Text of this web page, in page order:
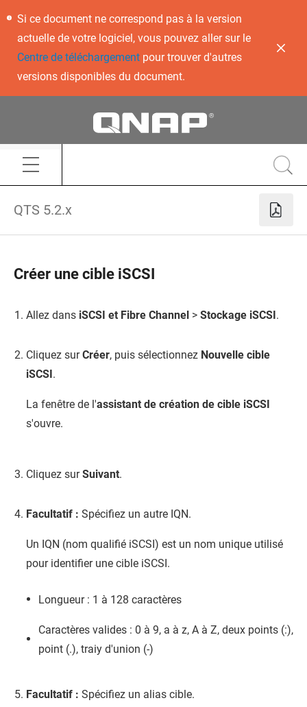
Si ce document ne correspond pas à la version
actuelle de votre logiciel, vous pouvez aller sur le
Centre de téléchargementpour trouver d'autres
versions disponibles du document.
QTS 5.2.x
Créer une cible iSCSI
Allez dans iSCSI et Fibre Channel > Stockage iSCSI.
Cliquez surCréer, puis sélectionnez Nouvelle cible
iSCSI.
La fenêtre de l'assistant de création de cible iSCSI
s'ouvre.
Cliquez surSuivant.
Facultatif : Spécifiez un autre IQN.
Un IQN (nom qualifié iSCSI) est un nom unique utilisé
pour identifier une cible iSCSI.
Longueur : 1 à 128 caractères
Caractères valides : 0 à 9, a à z, A à Z, deux points (:),
point (.), traiy d'union (-)
Facultatif : Spécifiez un alias cible.